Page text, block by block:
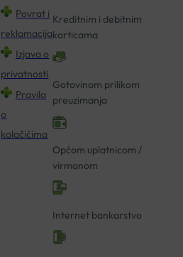
Povrat i
reklamacija
Izjava o
privatnosti
Pravila
o
kolačićima
Kreditnim i debitnim
karticama
Gotovinom prilikom
preuzimanja
Općom uplatnicom /
virmanom
Internet bankarstvo